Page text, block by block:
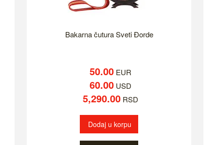
Bakarna čutura Sveti Đorde
50.00EUR
60.00USD
5,290.00RSD
Dodaj u korpu